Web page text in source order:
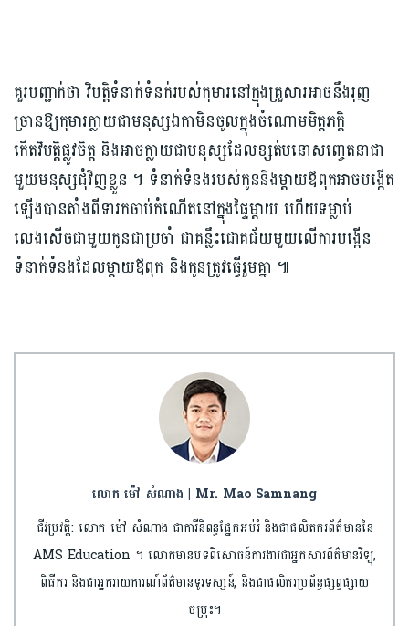
គួរបញ្ជាក់ថា វិបត្តិទំនាក់ទំនក់របស់កុមារនៅក្នុងគ្រួសារអាចនឹងរុញ
ច្រានឱ្យកុមារក្លាយជាមនុស្សឯកាមិនចូលក្នុងចំណោមមិត្តភក្តិ
កើតវិបត្តិផ្លូវចិត្ត និងអាចក្លាយជាមនុស្សដែលខ្សត់មនោសញ្ចេតនាជា
មួយមនុស្សជុំវិញខ្លួន ។ ទំនាក់ទំនងរបស់កូននិងម្តាយឪពុកអាចបង្កើត
ឡើងបានតាំងពីទារកចាប់កំណើតនៅក្នុងផ្ទៃម្តាយ ហើយទម្លាប់
លេងសើចជាមួយកូនជាប្រចាំ ជាគន្លឹះជោគជ័យមួយលើការបង្កើន
ទំនាក់ទំនងដែលម្តាយឪពុក និងកូនត្រូវធ្វើរួមគ្នា ៕
លោក ម៉ៅ សំណាង | Mr. Mao Samnang
ជីវប្រវត្តិ: លោក ម៉ៅ សំណាង ជាការីនិពន្ធផ្នែកអប់រំ និងជាផលិតករព័ត៌មាននៃ
AMS Education ។ លោកមានបទពិសោធន៍ការងារជាអ្នកសារព័ត៌មានវិទ្យុ,
ពិធីករ និងជាអ្នករាយការណ៍ព័ត៌មានទូរទស្សន៍, និងជាផលិករប្រព័ន្ធផ្សព្វផ្សាយ
ចម្រុះ។